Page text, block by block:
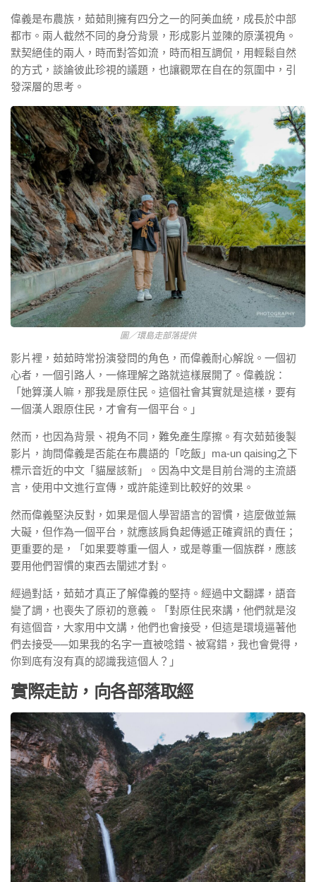
偉義是布農族，茹茹則擁有四分之一的阿美血統，成長於中部
都市。兩人截然不同的身分背景，形成影片並陳的原漢視角。
默契絕佳的兩人，時而對答如流，時而相互調侃，用輕鬆自然
的方式，談論彼此珍視的議題，也讓觀眾在自在的氛圍中，引
發深層的思考。
圖／環島走部落提供
影片裡，茹茹時常扮演發問的角色，而偉義耐心解說。一個初
心者，一個引路人，一條理解之路就這樣展開了。偉義說：
「她算漢人嘛，那我是原住民。這個社會其實就是這樣，要有
一個漢人跟原住民，才會有一個平台。」
然而，也因為背景、視角不同，難免產生摩擦。有次茹茹後製
影片，詢問偉義是否能在布農語的「吃飯」ma-un qaising之下
標示音近的中文「貓屋該新」。因為中文是目前台灣的主流語
言，使用中文進行宣傳，或許能達到比較好的效果。
然而偉義堅決反對，如果是個人學習語言的習慣，這麼做並無
大礙，但作為一個平台，就應該肩負起傳遞正確資訊的責任；
更重要的是，「如果要尊重一個人，或是尊重一個族群，應該
要用他們習慣的東西去闡述才對。
經過對話，茹茹才真正了解偉義的堅持。經過中文翻譯，語音
變了調，也喪失了原初的意義。「對原住民來講，他們就是沒
有這個音，大家用中文講，他們也會接受，但這是環境逼著他
們去接受──如果我的名字一直被唸錯、被寫錯，我也會覺得，
你到底有沒有真的認識我這個人？」
實際走訪，向各部落取經